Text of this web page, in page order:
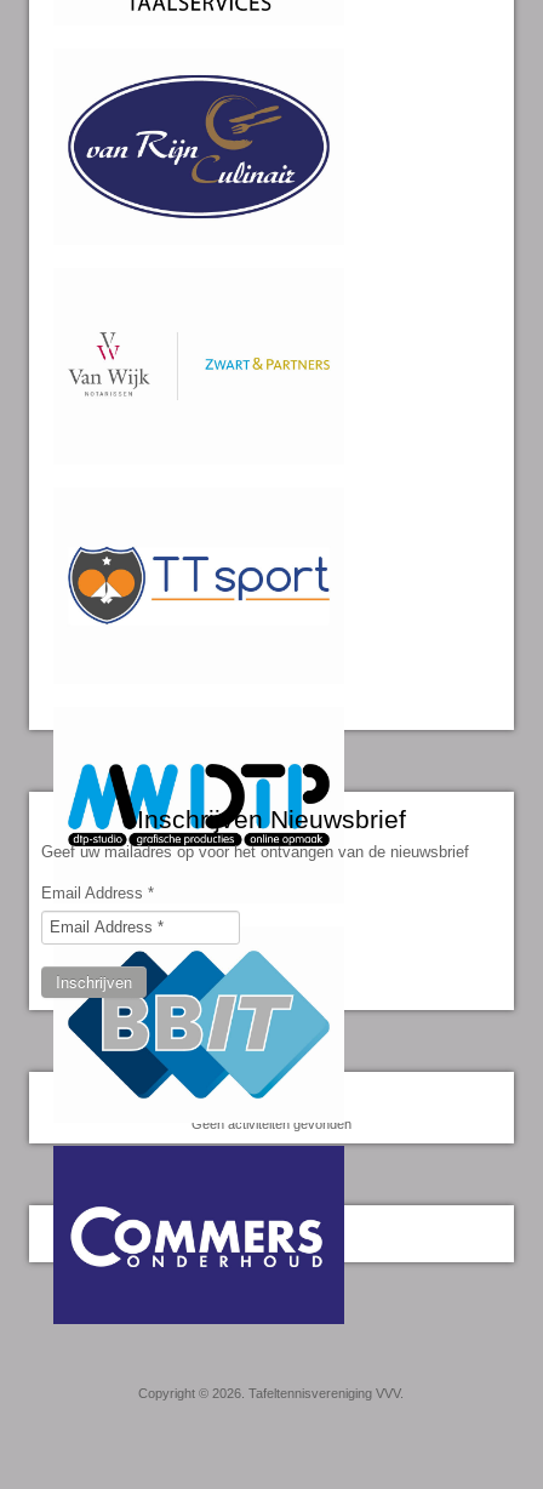
Inschrijven Nieuwsbrief
Geef uw mailadres op voor het ontvangen van de nieuwsbrief
Email Address *
Inschrijven
Kalender
Geen activiteiten gevonden
Twitter
Copyright © 2026. Tafeltennisvereniging VVV.